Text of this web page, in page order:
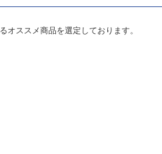
ススメ商品を選定しております。